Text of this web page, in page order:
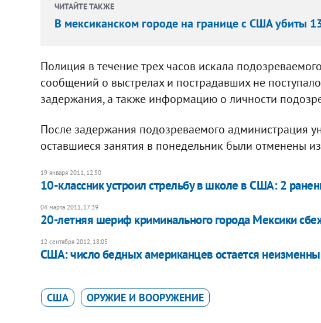
ЧИТАЙТЕ ТАКЖЕ
В мексиканском городе на границе с США убиты
Полиция в течение трех часов искала
сообщений о выстрелах и пострадавших не
задержания, а также информацию о личности
После задержания подозреваемого администрация
оставшиеся занятия в понедельник были отменены
19 января 2011, 12:50
10-классник устроил стрельбу в школе в США: 2
04 марта 2011, 17:39
20-летняя шериф криминального города Мексики
12 сентября 2012, 18:05
США: число бедных американцев остается
США ОРУЖИЕ И ВООРУЖЕНИЕ